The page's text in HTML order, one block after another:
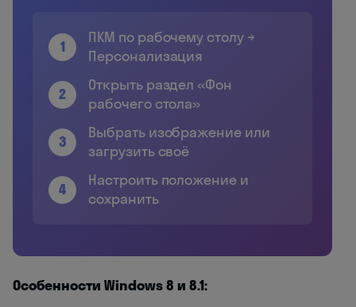
1
ПКМ по рабочему столу →
Персонализация
2
Открыть раздел «Фон
рабочего стола»
3
Выбрать изображение или
загрузить своё
4
Настроить положение и
сохранить
Особенности Windows 8 и 8.1: